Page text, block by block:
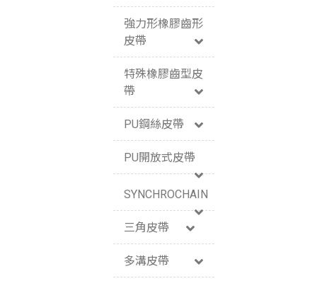
強力形橡膠齒形
皮帶
特殊橡膠齒型皮
帶
PU鋼絲皮帶
PU開放式皮帶
SYNCHROCHAIN
三角皮帶
多溝皮帶